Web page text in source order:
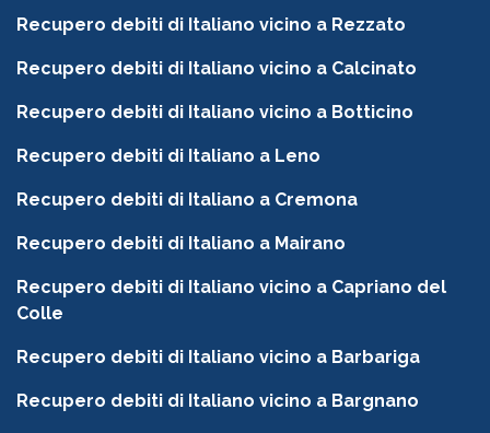
Recupero debiti di Italiano vicino a Rezzato
Recupero debiti di Italiano vicino a Calcinato
Recupero debiti di Italiano vicino a Botticino
Recupero debiti di Italiano a Leno
Recupero debiti di Italiano a Cremona
Recupero debiti di Italiano a Mairano
Recupero debiti di Italiano vicino a Capriano del
Colle
Recupero debiti di Italiano vicino a Barbariga
Recupero debiti di Italiano vicino a Bargnano